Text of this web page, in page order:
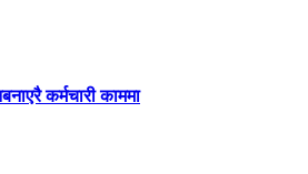
कर्मचारी काममा